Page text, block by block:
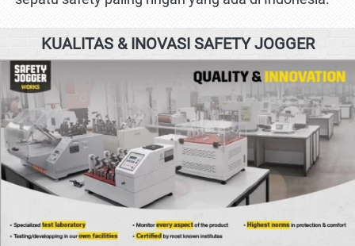
KUALITAS & INOVASI SAFETY JOGGER